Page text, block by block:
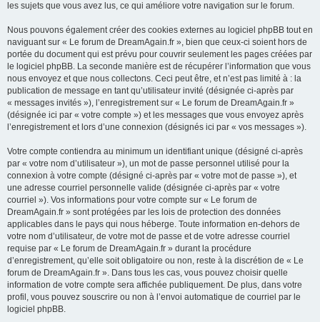
les sujets que vous avez lus, ce qui améliore votre navigation sur le forum.
Nous pouvons également créer des cookies externes au logiciel phpBB tout en
naviguant sur « Le forum de DreamAgain.fr », bien que ceux-ci soient hors de
portée du document qui est prévu pour couvrir seulement les pages créées par
le logiciel phpBB. La seconde manière est de récupérer l’information que vous
nous envoyez et que nous collectons. Ceci peut être, et n’est pas limité à : la
publication de message en tant qu’utilisateur invité (désignée ci-après par
« messages invités »), l’enregistrement sur « Le forum de DreamAgain.fr »
(désignée ici par « votre compte ») et les messages que vous envoyez après
l’enregistrement et lors d’une connexion (désignés ici par « vos messages »).
Votre compte contiendra au minimum un identifiant unique (désigné ci-après
par « votre nom d’utilisateur »), un mot de passe personnel utilisé pour la
connexion à votre compte (désigné ci-après par « votre mot de passe »), et
une adresse courriel personnelle valide (désignée ci-après par « votre
courriel »). Vos informations pour votre compte sur « Le forum de
DreamAgain.fr » sont protégées par les lois de protection des données
applicables dans le pays qui nous héberge. Toute information en-dehors de
votre nom d’utilisateur, de votre mot de passe et de votre adresse courriel
requise par « Le forum de DreamAgain.fr » durant la procédure
d’enregistrement, qu’elle soit obligatoire ou non, reste à la discrétion de « Le
forum de DreamAgain.fr ». Dans tous les cas, vous pouvez choisir quelle
information de votre compte sera affichée publiquement. De plus, dans votre
profil, vous pouvez souscrire ou non à l’envoi automatique de courriel par le
logiciel phpBB.